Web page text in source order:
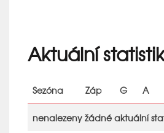
Aktuální
Sezóna Záp G A
nenalezeny žádné aktuální